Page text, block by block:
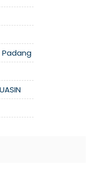
Padang